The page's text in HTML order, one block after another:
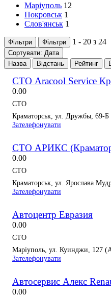
Маріуполь 12
Покровськ 1
Слов'янськ 1
Фільтри Фільтри 1 - 20 з 24
Сортувати: Дата
Назва
Відстань Рейтинг
СТО Aracool Service
0.00
СТО
Краматорськ, ул. Дружбы, 69-Б
Зателефонувати
СТО АРИКС
0.00
СТО
Краматорськ, ул. Ярослава
Зателефонувати
Автоцентр Евразия
0.00
СТО
Маріуполь, ул. Куинджи, 127
Зателефонувати
Автосервис Алекс
0.00